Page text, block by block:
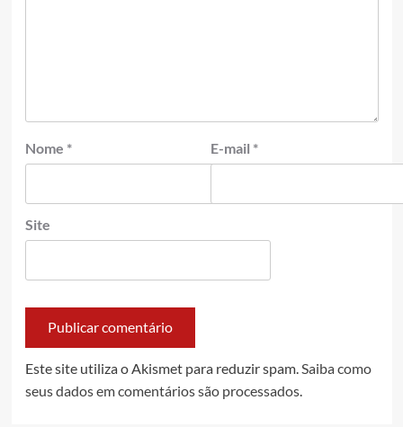
Nome * E-mail *
Site
Este site utiliza o Akismet para reduzir spam. Saiba como
seus dados em comentários são processados.